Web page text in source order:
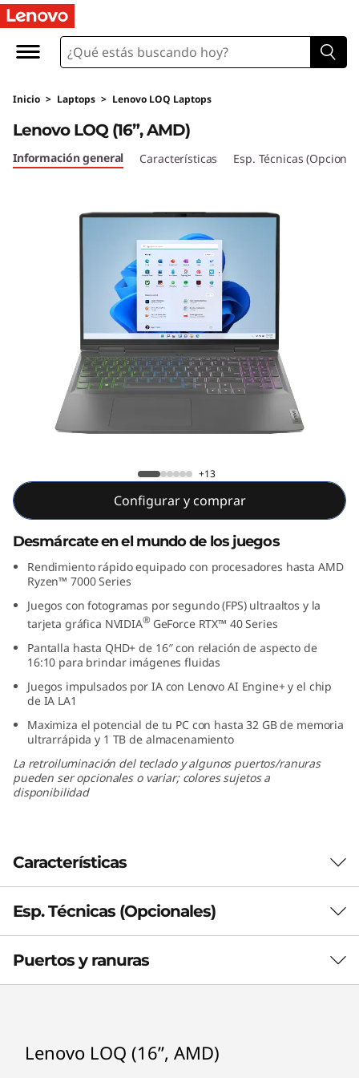
L
n
o
v
A
M
D
Inicio > Laptops > Lenovo LOQ Laptops
Lenovo LOQ (16”, AMD)
Lenovo LOQ (16”, AMD)
Información general Características Esp. Técnicas
+13
Configurar y comprar
Desmárcate en el mundo de los juegos
Rendimiento rápido equipado con procesadores hasta AMD
Ryzen™ 7000 Series
Juegos con fotogramas por segundo (FPS) ultraaltos y la
tarjeta gráfica NVIDIA® GeForce RTX™ 40 Series
Pantalla hasta QHD+ de 16″ con relación de aspecto de
16:10 para brindar imágenes fluidas
Juegos impulsados por IA con Lenovo AI Engine+ y el chip
de IA LA1
Maximiza el potencial de tu PC con hasta 32 GB de memoria
ultrarrápida y 1 TB de almacenamiento
La retroiluminación del teclado y algunos puertos/ranuras
pueden ser opcionales o variar; colores sujetos a
disponibilidad
Características
La velocidad y la resistencia de los
La velocidad se une a la resistencia durante el
batería.
Esp. Técnicas (Opcionales)
RENDIMIENTO
Hasta 8 horas
Compatible con Super Rapid Charge Pro (0-40 % de
Puertos y ranuras
Lenovo LOQ (16”, AMD)